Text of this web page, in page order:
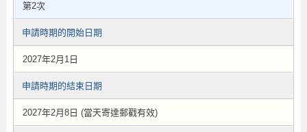
第2次
申請時期的開始日期
2027年2月1日
申請時期的結束日期
2027年2月8日 (當天寄達郵戳有效)